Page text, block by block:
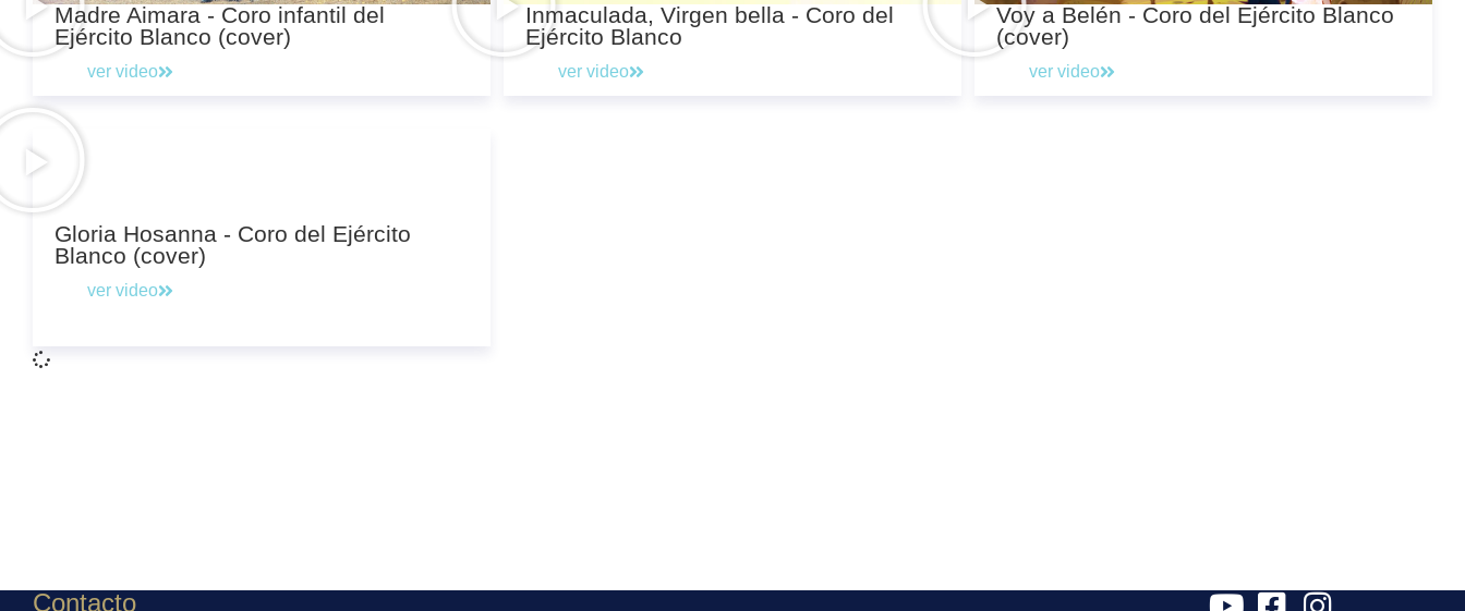
Madre Aimara - Coro infantil del
Ejército Blanco (cover)
ver video
Inmaculada, Virgen bella - Coro del
Ejército Blanco
ver video
Voy a Belén - Coro del Ejército Blanco
(cover)
ver video
Gloria Hosanna - Coro del Ejército
Blanco (cover)
ver video
Contacto